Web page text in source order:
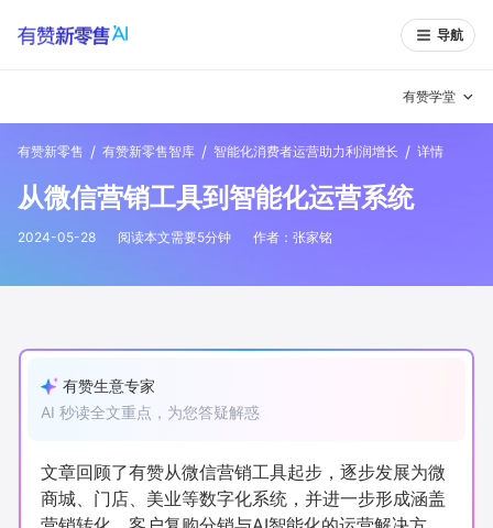
导航
有赞学堂
私域日历
有赞春季发布会 实干家直播间
新零售大会 新零售茶会
新零售私享会 门店经营增长公开课
有赞新零售 / 有赞新零售智库 / 智能化消费者运营助力利润增长 / 详情
从微信营销工具到智能化运营系统
2024-05-28 阅读本文需要5分钟 作者： 张家铭
有赞生意专家
AI 秒读全文重点，为您答疑解惑
文章回顾了有赞从微信营销工具起步，逐步发展为微
商城、门店、美业等数字化系统，并进一步形成涵盖